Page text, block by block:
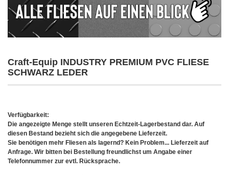
Craft-Equip INDUSTRY PREMIUM PVC FLIESE
SCHWARZ LEDER
Verfügbarkeit:
Die angezeigte Menge stellt unseren Echtzeit-Lagerbestand dar. Auf
diesen Bestand bezieht sich die angegebene Lieferzeit.
Sie benötigen mehr Fliesen als lagernd? Kein Problem... Lieferzeit auf
Anfrage. Wir bitten bei Bestellung freundlichst um Angabe einer
Telefonnummer zur evtl. Rücksprache.